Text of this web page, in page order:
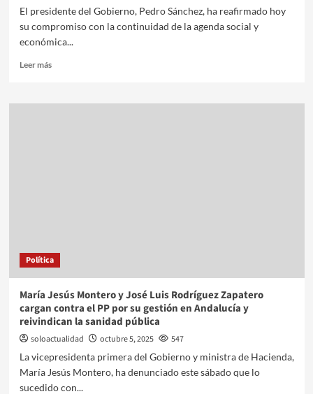
El presidente del Gobierno, Pedro Sánchez, ha reafirmado hoy
su compromiso con la continuidad de la agenda social y
económica...
Leer más
Política
María Jesús Montero y José Luis Rodríguez Zapatero
cargan contra el PP por su gestión en Andalucía y
reivindican la sanidad pública
soloactualidad octubre 5, 2025
547
La vicepresidenta primera del Gobierno y ministra de Hacienda,
María Jesús Montero, ha denunciado este sábado que lo
sucedido con...